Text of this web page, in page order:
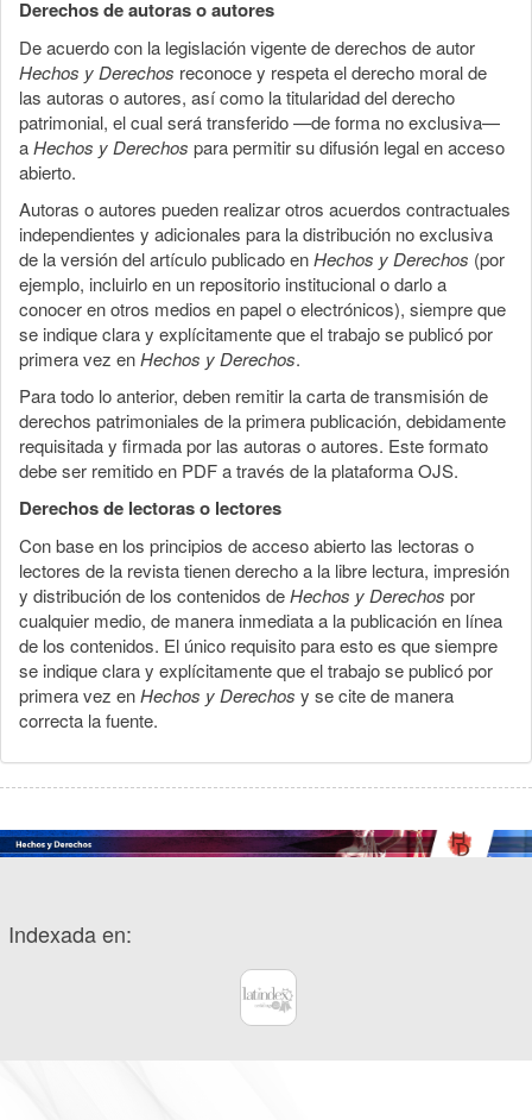
Derechos de autoras o autores
De acuerdo con la legislación vigente de derechos de autor
Hechos y Derechos reconoce y respeta el derecho moral de
las autoras o autores, así como la titularidad del derecho
patrimonial, el cual será transferido —de forma no exclusiva—
aHechos y Derechos para permitir su difusión legal en acceso
abierto.
Autoras o autores pueden realizar otros acuerdos contractuales
independientes y adicionales para la distribución no exclusiva
de la versión del artículo publicado enHechos y Derechos (por
ejemplo, incluirlo en un repositorio institucional o darlo a
conocer en otros medios en papel o electrónicos), siempre que
se indique clara y explícitamente que el trabajo se publicó por
primera vez enHechos y Derechos.
Para todo lo anterior, deben remitir la carta de transmisión de
derechos patrimoniales de la primera publicación, debidamente
requisitada y firmada por las autoras o autores. Este formato
debe ser remitido en PDF a través de la plataforma OJS.
Derechos de lectoras o lectores
Con base en los principios de acceso abierto las lectoras o
lectores de la revista tienen derecho a la libre lectura, impresión
y distribución de los contenidos deHechos y Derechos por
cualquier medio, de manera inmediata a la publicación en línea
de los contenidos. El único requisito para esto es que siempre
se indique clara y explícitamente que el trabajo se publicó por
primera vez enHechos y Derechos y se cite de manera
correcta la fuente.
Indexada en: